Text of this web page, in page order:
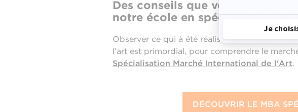
Des conseils que vous
notre école en spécialisation
Observer ce qui à été réalisé, aller à tous les
l’art est primordial, pour comprendre le
Spécialisation Marché International de l'Art.
DÉCOUVRIR LE MBA